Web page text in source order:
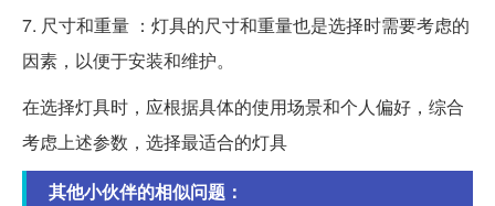
7. 尺寸和重量 ：灯具的尺寸和重量也是选择时需要考虑的
因素，以便于安装和维护。
在选择灯具时，应根据具体的使用场景和个人偏好，综合
考虑上述参数，选择最适合的灯具
其他小伙伴的相似问题：